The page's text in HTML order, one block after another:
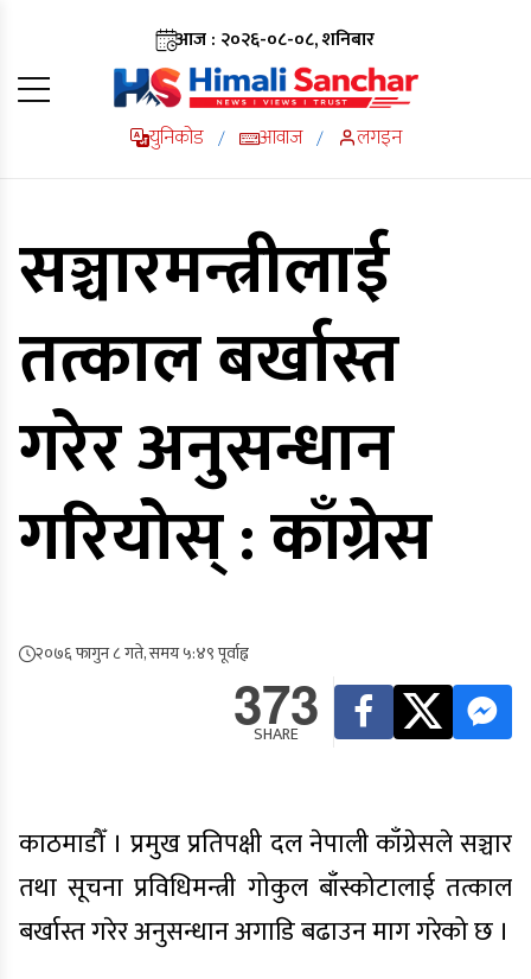
आज : २०२६-०८-०८, शनिबार
युनिकोड / आवाज / लगइन
सञ्चारमन्त्रीलाई
तत्काल बर्खास्त
गरेर अनुसन्धान
गरियोस् : काँग्रेस
२०७६ फागुन ८ गते, समय ५:४९ पूर्वाह्न
373
SHARE
काठमाडौँ । प्रमुख प्रतिपक्षी दल नेपाली काँग्रेसले सञ्चार
तथा सूचना प्रविधिमन्त्री गोकुल बाँस्कोटालाई तत्काल
बर्खास्त गरेर अनुसन्धान अगाडि बढाउन माग गरेको छ ।